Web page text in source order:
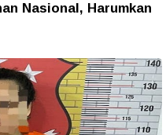
Nasional, Harumkan